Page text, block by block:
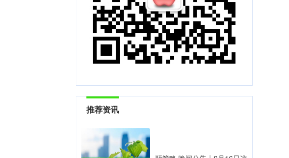
推荐资讯